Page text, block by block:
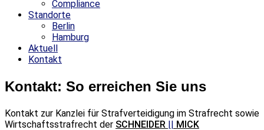
Compliance
Standorte
Berlin
Hamburg
Aktuell
Kontakt
Kontakt: So erreichen Sie uns
Kontakt zur Kanzlei für Strafverteidigung im Strafrecht sowie
Wirtschaftsstrafrecht der SCHNEIDER || MICK